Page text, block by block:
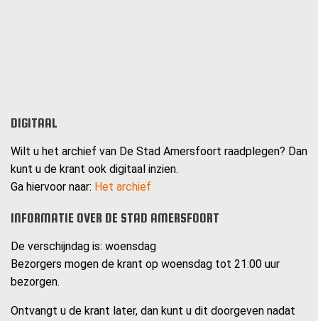
DIGITAAL
Wilt u het archief van De Stad Amersfoort raadplegen? Dan
kunt u de krant ook digitaal inzien.
Ga hiervoor naar: Het archief
INFORMATIE OVER DE STAD AMERSFOORT
De verschijndag is: woensdag
Bezorgers mogen de krant op woensdag tot 21:00 uur
bezorgen.
Ontvangt u de krant later, dan kunt u dit doorgeven nadat